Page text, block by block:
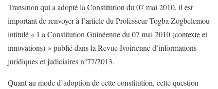
Transition qui a adopté la Constitution du 07 mai 2010, il est
important de renvoyer à l’article du Professeur Togba Zogbelemou
intitulé « La Constitution Guinéenne du 07 mai 2010 (contexte et
innovations) » publié dans la Revue Ivoirienne d’informations
juridiques et judiciaires n°77/2013.
Quant au mode d’adoption de cette constitution, cette question